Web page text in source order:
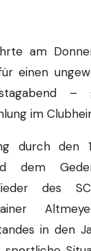
am
einen
–
im
durch den
dem
des
in den